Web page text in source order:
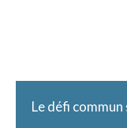
Le défi commun